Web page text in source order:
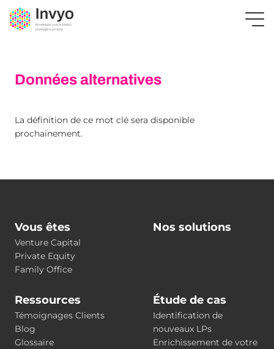
Données alternatives
La définition de ce mot clé sera disponible
prochainement.
Vous êtes
Venture Capital
Private Equity
Family Office
Nos solutions
Ressources
Témoignages Clients
Blog
Glossaire
Étude de cas
Identification de
nouveaux LPs
Enrichissement de votre